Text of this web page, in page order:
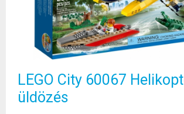
LEGO City 60067
üldözés